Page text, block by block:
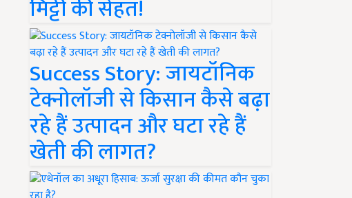
मिट्टी की सेहत!
Success Story: जायटॉनिक
टेक्नोलॉजी से किसान कैसे बढ़ा
रहे हैं उत्पादन और घटा रहे हैं
खेती की लागत?